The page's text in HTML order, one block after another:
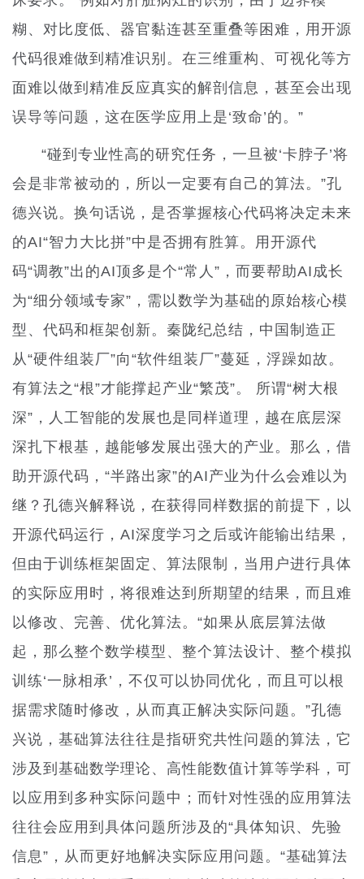
糊、对比度低、器官黏连甚至重叠等困难，用开源
代码很难做到精准识别。在三维重构、可视化等方
面难以做到精准反应真实的解剖信息，甚至会出现
误导等问题，这在医学应用上是‘致命’的。”
“碰到专业性高的研究任务，一旦被‘卡脖子’将
会是非常被动的，所以一定要有自己的算法。”孔
德兴说。换句话说，是否掌握核心代码将决定未来
的AI“智力大比拼”中是否拥有胜算。用开源代
码“调教”出的AI顶多是个“常人”，而要帮助AI成长
为“细分领域专家”，需以数学为基础的原始核心模
型、代码和框架创新。秦陇纪总结，中国制造正
从“硬件组装厂”向“软件组装厂”蔓延，浮躁如故。
有算法之“根”才能撑起产业“繁茂”。 所谓“树大根
深”，人工智能的发展也是同样道理，越在底层深
深扎下根基，越能够发展出强大的产业。那么，借
助开源代码，“半路出家”的AI产业为什么会难以为
继？孔德兴解释说，在获得同样数据的前提下，以
开源代码运行，AI深度学习之后或许能输出结果，
但由于训练框架固定、算法限制，当用户进行具体
的实际应用时，将很难达到所期望的结果，而且难
以修改、完善、优化算法。“如果从底层算法做
起，那么整个数学模型、整个算法设计、整个模拟
训练‘一脉相承’，不仅可以协同优化，而且可以根
据需求随时修改，从而真正解决实际问题。”孔德
兴说，基础算法往往是指研究共性问题的算法，它
涉及到基础数学理论、高性能数值计算等学科，可
以应用到多种实际问题中；而针对性强的应用算法
往往会应用到具体问题所涉及的“具体知识、先验
信息”，从而更好地解决实际应用问题。“基础算法